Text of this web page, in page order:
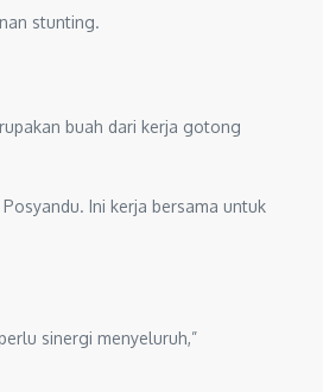
stunting.
buah dari kerja gotong
Ini kerja bersama untuk
sinergi menyeluruh,”